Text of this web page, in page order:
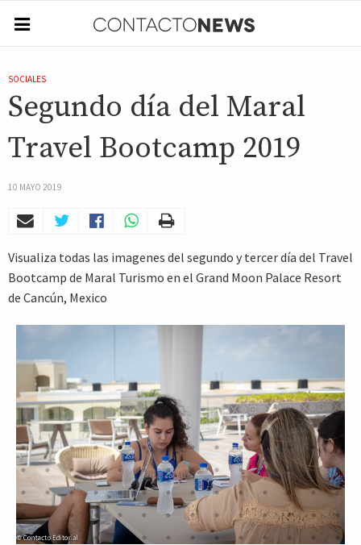
SOCIALES
Segundo día del Maral
Travel Bootcamp 2019
10 MAYO 2019
Visualiza todas las imagenes del segundo y tercer día del Travel
Bootcamp de Maral Turismo en el Grand Moon Palace Resort
de Cancún, Mexico